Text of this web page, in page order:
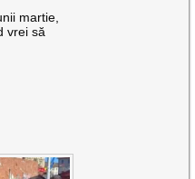
martie,
vrei să